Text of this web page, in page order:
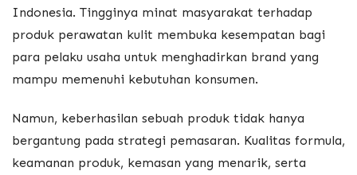
Indonesia. Tingginya minat masyarakat terhadap
produk perawatan kulit membuka kesempatan bagi
para pelaku usaha untuk menghadirkan brand yang
mampu memenuhi kebutuhan konsumen.
Namun, keberhasilan sebuah produk tidak hanya
bergantung pada strategi pemasaran. Kualitas formula,
keamanan produk, kemasan yang menarik, serta